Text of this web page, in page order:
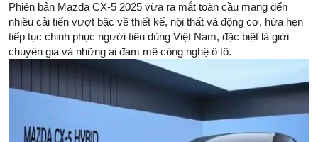
Phiên bản Mazda CX-5 2025 vừa ra mắt toàn cầu mang đến
nhiều cải tiến vượt bậc về thiết kế, nội thất và động cơ, hứa hẹn
tiếp tục chinh phục người tiêu dùng Việt Nam, đặc biệt là giới
chuyên gia và những ai đam mê công nghệ ô tô.